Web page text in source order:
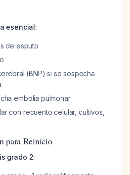
esencial:
de esputo
(BNP) si se sospecha
embolia pulmonar
con recuento celular, cultivos,
para Reinicio
grado 2: